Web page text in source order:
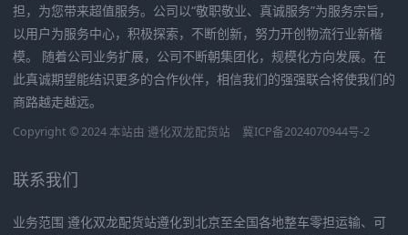
担，为您带来超值服务。公司以“敬职敬业、真诚服务”为服务宗旨，
以用户为服务中心，积极探索，不断创新，努力开创物流行业新楷
模。 随着公司业务扩展，公司不断朝集团化，规模化方向发展。在
此真诚期望能结识更多的合作伙伴，相信我们的强强联合将使我们的
商路越走越远。
Copyright © 2024 本站由 遵化双龙配货站 冀ICP备2024070944号-2
联系我们
业务范围 遵化双龙配货站遵化到北京至全国各地整车零担运输、可